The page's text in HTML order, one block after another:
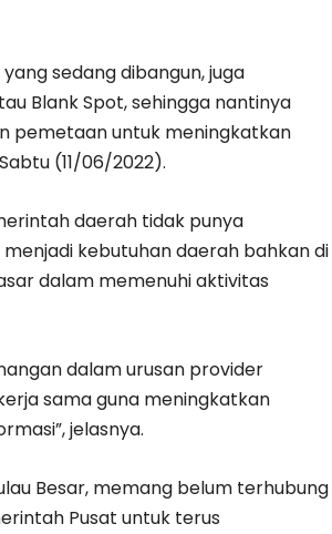
sedang dibangun, juga
Blank Spot, sehingga nantinya
pemetaan untuk meningkatkan
(11/06/2022).
daerah tidak punya
kebutuhan daerah bahkan di
dalam memenuhi aktivitas
dalam urusan provider
sama guna meningkatkan
jelasnya.
Besar, memang belum terhubung
Pusat untuk terus